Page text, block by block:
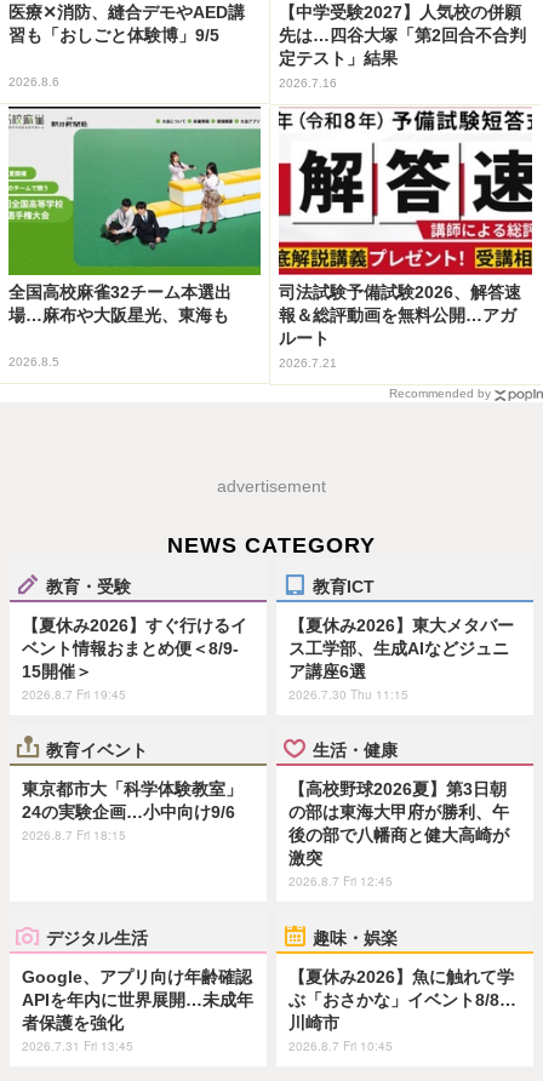
医療✕消防、縫合デモやAED講
習も「おしごと体験博」9/5
2026.8.6
【中学受験2027】人気校の併願
先は…四谷大塚「第2回合不合判
定テスト」結果
2026.7.16
全国高校麻雀32チーム本選出
場…麻布や大阪星光、東海も
2026.8.5
司法試験予備試験2026、解答速
報＆総評動画を無料公開…アガ
ルート
2026.7.21
Recommended by
advertisement
NEWS CATEGORY
教育・受験
【夏休み2026】すぐ行けるイ
ベント情報おまとめ便＜8/9-
15開催＞
2026.8.7 Fri 19:45
教育ICT
【夏休み2026】東大メタバー
ス工学部、生成AIなどジュニ
ア講座6選
2026.7.30 Thu 11:15
教育イベント
東京都市大「科学体験教室」
24の実験企画…小中向け9/6
2026.8.7 Fri 18:15
生活・健康
【高校野球2026夏】第3日朝
の部は東海大甲府が勝利、午
後の部で八幡商と健大高崎が
激突
2026.8.7 Fri 12:45
デジタル生活
Google、アプリ向け年齢確認
APIを年内に世界展開…未成年
者保護を強化
2026.7.31 Fri 13:45
趣味・娯楽
【夏休み2026】魚に触れて学
ぶ「おさかな」イベント8/8…
川崎市
2026.8.7 Fri 10:45